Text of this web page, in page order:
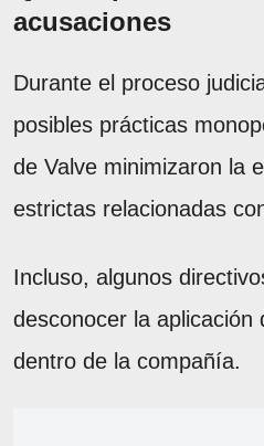
acusaciones
Durante el proceso
posibles prácticas
de Valve minimizaron la
estrictas relacionadas
Incluso, algunos
desconocer la aplicación
dentro de la compañía.